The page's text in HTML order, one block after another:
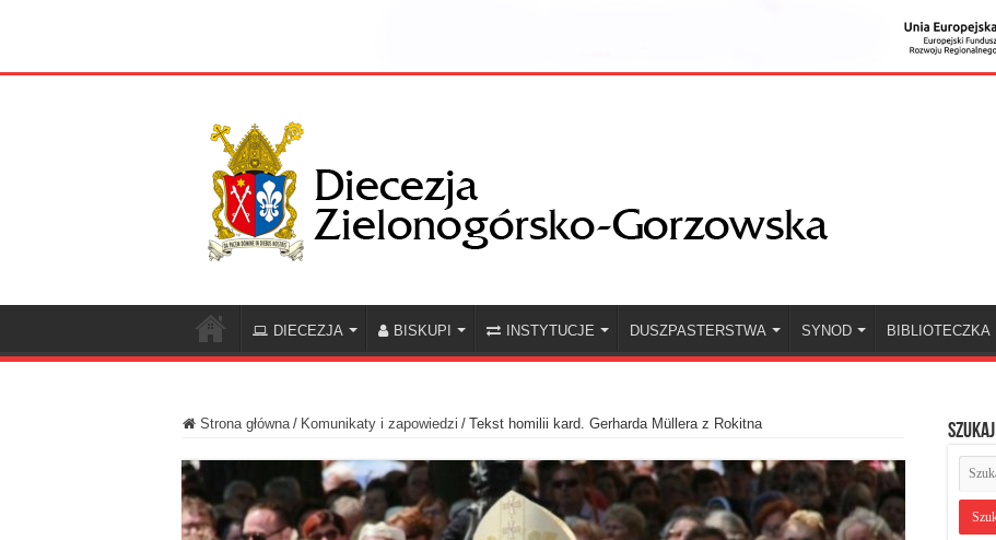
DIECEZJA BISKUPI INSTYTUCJE DUSZPASTERSTWA SYNOD BIBLIOTECZKA
Strona główna / Komunikaty i zapowiedzi / Tekst homilii kard. Gerharda Müllera z Rokitna Szukaj